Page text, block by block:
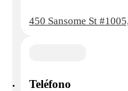
450 Sansome St
Teléfono